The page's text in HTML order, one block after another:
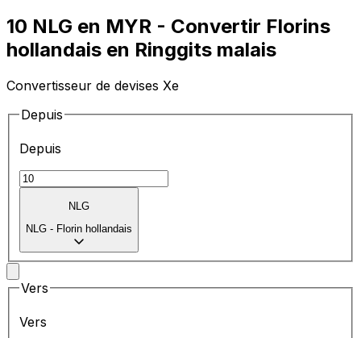
10 NLG en MYR - Convertir Florins
hollandais en Ringgits malais
Convertisseur de devises Xe
Depuis
Depuis
NLG
NLG - Florin hollandais
Vers
Vers